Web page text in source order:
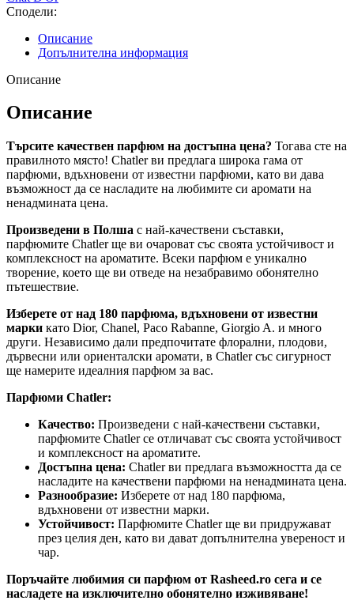
Сподели:
Описание
Допълнителна информация
Описание
Описание
Търсите качествен парфюм на достъпна цена? Тогава сте на
правилното място! Chatler ви предлага широка гама от
парфюми, вдъхновени от известни парфюми, като ви дава
възможност да се насладите на любимите си аромати на
ненадмината цена.
Произведени в Полша с най-качествени съставки,
парфюмите Chatler ще ви очароват със своята устойчивост и
комплексност на ароматите. Всеки парфюм е уникално
творение, което ще ви отведе на незабравимо обонятелно
пътешествие.
Изберете от над 180 парфюма, вдъхновени от известни
марки като Dior, Chanel, Paco Rabanne, Giorgio A. и много
други. Независимо дали предпочитате флорални, плодови,
дървесни или ориенталски аромати, в Chatler със сигурност
ще намерите идеалния парфюм за вас.
Парфюми Chatler:
Качество: Произведени с най-качествени съставки,
парфюмите Chatler се отличават със своята устойчивост
и комплексност на ароматите.
Достъпна цена: Chatler ви предлага възможността да се
насладите на качествени парфюми на ненадмината цена.
Разнообразие: Изберете от над 180 парфюма,
вдъхновени от известни марки.
Устойчивост: Парфюмите Chatler ще ви придружават
през целия ден, като ви дават допълнителна увереност и
чар.
Поръчайте любимия си парфюм от Rasheed.ro сега и се
насладете на изключително обонятелно изживяване!